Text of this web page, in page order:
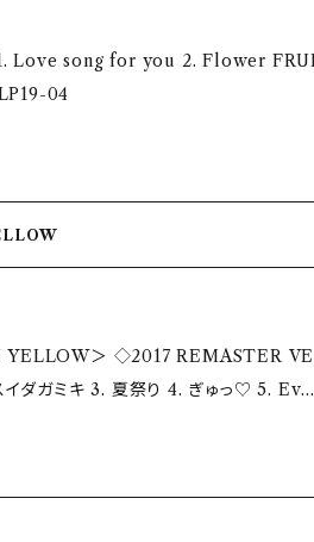
song for you 2. Flower FRUI
04
ALBIM YELLOW
ダガミキ 3. 夏祭り 4. ぎゅっ♡ 5. Evol